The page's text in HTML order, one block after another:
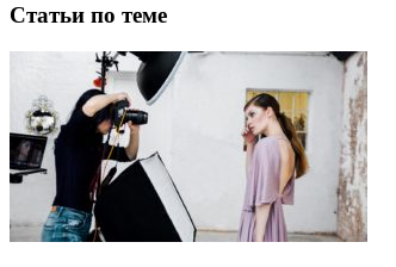
Статьи по теме